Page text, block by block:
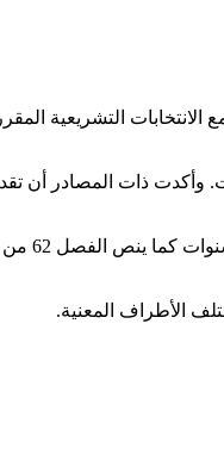
ذات المصادر أن
في
الأطراف المعنية.